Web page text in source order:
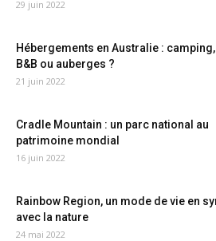
29 juin 2022
Hébergements en Australie : camping,
B&B ou auberges ?
21 juin 2022
Cradle Mountain : un parc national au
patrimoine mondial
16 juin 2022
Rainbow Region, un mode de vie en
avec la nature
24 mai 2022